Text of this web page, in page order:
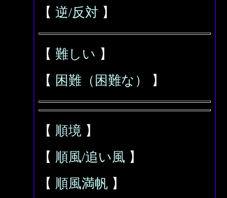
【 逆/反対 】
【 難しい 】
【 困難（困難な） 】
【 順境 】
【 順風/追い風 】
【 順風満帆 】